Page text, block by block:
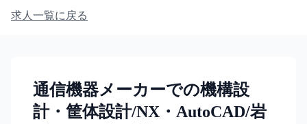
求人一覧に戻る
通信機器メーカーでの機構設
計・筐体設計/NX・AutoCAD/岩